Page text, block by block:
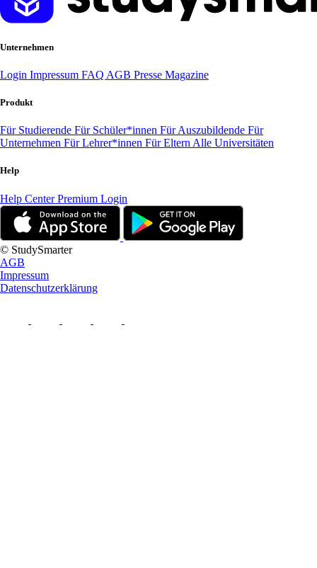
Unternehmen
Login Impressum FAQ AGB Presse Magazine
Produkt
Für Studierende Für Schüler*innen Für Auszubildende Für
Unternehmen Für Lehrer*innen Für Eltern Alle Universitäten
Help
Help CenterPremium Login
© StudySmarter
AGB
Impressum
Datenschutzerklärung